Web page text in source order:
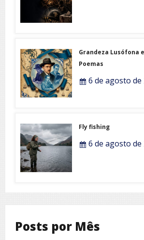
Grandeza Lusófona
Poemas
6 de agosto de
Fly fishing
6 de agosto de
Posts por Mês